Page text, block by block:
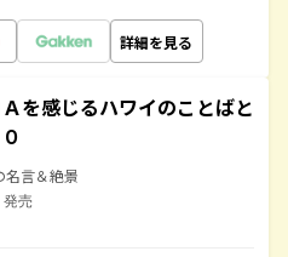
詳細を見る
を感じるハワイのことばと
名言＆絶景
発売